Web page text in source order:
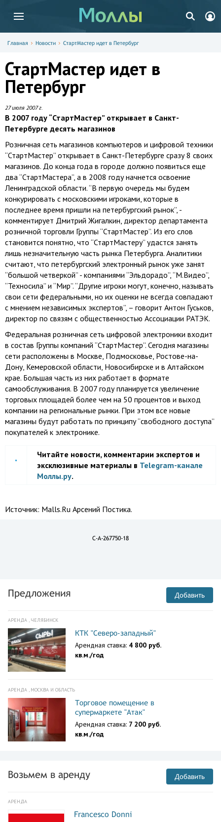
Главная Новости СтартМастер идет в Петербург
СтартМастер идет в
Петербург
27 июля 2007 г.
В 2007 году “СтартМастер” открывает в Санкт-
Петербурге десять магазинов
Розничная сеть магазинов компьютеров и цифровой техники
“СтартМастер” открывает в Санкт-Петербурге сразу 8 своих
магазинов. До конца года в городе должно появиться еще
два “СтартМастера”, а в 2008 году начнется освоение
Ленинградской области. “В первую очередь мы будем
конкурировать с московскими игроками, которые в
последнее время пришли на петербургский рынок”, -
комментирует Дмитрий Жигалкин, директор департамента
розничной торговли Группы “СтартМастер”. Из его слов
становится понятно, что “СтартМастеру” удастся занять
лишь незначительную часть рынка Петербурга. Аналитики
считают, что петербургский электронный рынок уже занят
“большой четверкой” - компаниями “Эльдорадо”, “М.Видео”,
“Техносила” и “Мир”. “Другие игроки могут, конечно, называть
свои сети федеральными, но их оценки не всегда совпадают
с мнением независимых экспертов”, – говорит Антон Гуськов,
директор по связям с общественностью Ассоциации РАТЭК.
Федеральная розничная сеть цифровой электроники входит
в состав Группы компаний “СтартМастер”. Сегодня магазины
сети расположены в Москве, Подмосковье, Ростове-на-
Дону, Кемеровской области, Новосибирске и в Алтайском
крае. Большая часть из них работает в формате
самообслуживания. В 2007 году планируется увеличение
торговых площадей более чем на 50 процентов и выход
компании на региональные рынки. При этом все новые
магазины будут работать по принципу “свободного доступа”
покупателей к электронике.
Читайте новости, комментарии экспертов и
эксклюзивные материалы в Telegram-канале
Моллы.ру.
Источник: Malls.Ru Арсений Постика.
C-A-267750-18
Предложения Добавить
АРЕНДА , ЧЕЛЯБИНСК
КТК "Северо-западный"
Арендная ставка: 4 800 руб.
кв.м./год
АРЕНДА , МОСКВА И ОБЛАСТЬ
Торговое помещение в
супермаркете "Атак"
Арендная ставка: 7 200 руб.
кв.м./год
Возьмем в аренду Добавить
АРЕНДА
Francesco Donni